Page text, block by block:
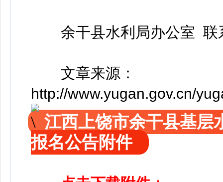
余干县水利局办公室 联
文章来源：
http://www.yugan.gov.cn/
江西上饶市余干县基层
报名公告附件